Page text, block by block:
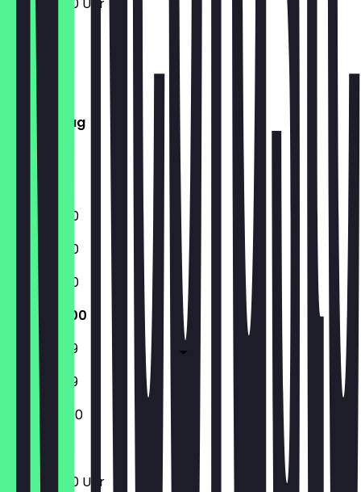
Montag
Dienstag
Mittwoch
Donnerstag
Freitag
Samstag
Sonntag
11:30 - 23:00
11:30 - 23:00
11:30 - 23:00
11:30 - 23:00
11:30 - 23:59
11:30 - 23:59
12:00 - 23:00
11:30 - 23:00 Uhr